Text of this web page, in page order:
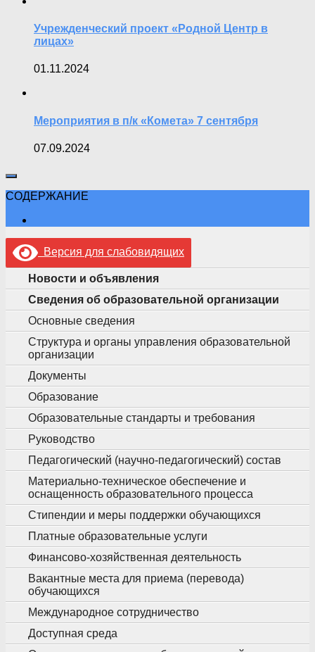
Учрежденческий проект «Родной Центр в
лицах»
01.11.2024
Мероприятия в п/к «Комета» 7 сентября
07.09.2024
СОДЕРЖАНИЕ
Версия для слабовидящих
Новости и объявления
Сведения об образовательной организации
Основные сведения
Структура и органы управления образовательной
организации
Документы
Образование
Образовательные стандарты и требования
Руководство
Педагогический (научно-педагогический) состав
Материально-техническое обеспечение и
оснащенность образовательного процесса
Стипендии и меры поддержки обучающихся
Платные образовательные услуги
Финансово-хозяйственная деятельность
Вакантные места для приема (перевода)
обучающихся
Международное сотрудничество
Доступная среда